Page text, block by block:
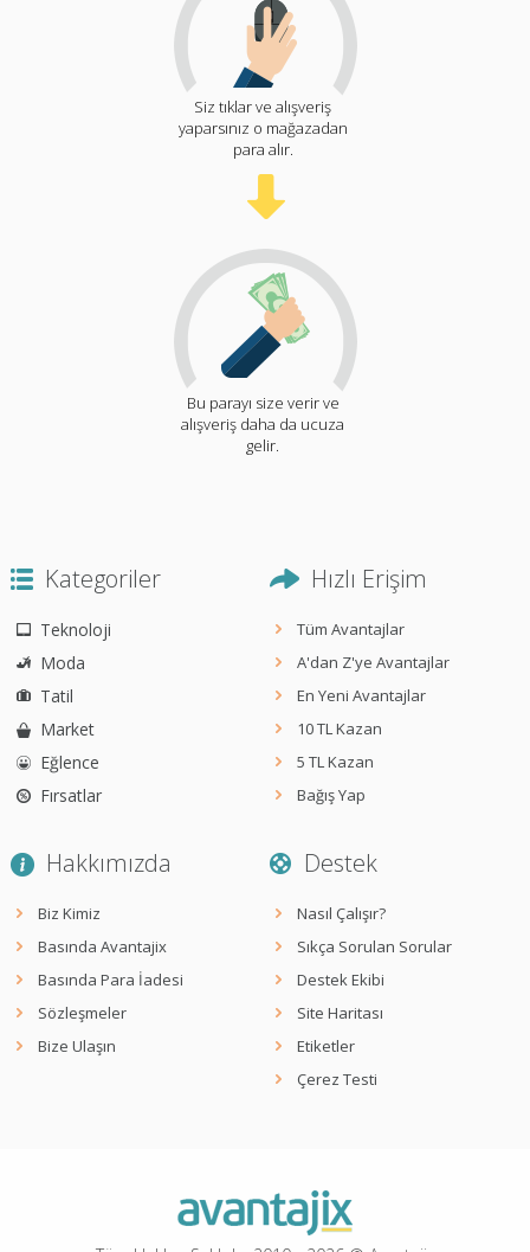
Siz tıklar ve alışveriş
yaparsınız o mağazadan
para alır.
Bu parayı size verir ve
alışveriş daha da ucuza
gelir.
Kategoriler
Teknoloji
Moda
Tatil
Market
Eğlence
Fırsatlar
Hızlı Erişim
Tüm Avantajlar
A'dan Z'ye Avantajlar
En Yeni Avantajlar
10 TL Kazan
5 TL Kazan
Bağış Yap
Hakkımızda
Biz Kimiz
Basında Avantajix
Basında Para İadesi
Sözleşmeler
Bize Ulaşın
Destek
Nasıl Çalışır?
Sıkça Sorulan Sorular
Destek Ekibi
Site Haritası
Etiketler
Çerez Testi